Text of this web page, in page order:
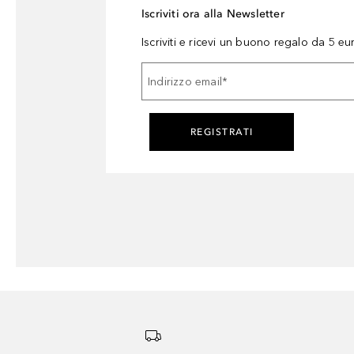
Iscriviti ora alla Newsletter
Iscriviti e ricevi un buono regalo da 5
Indirizzo email *
REGISTRATI